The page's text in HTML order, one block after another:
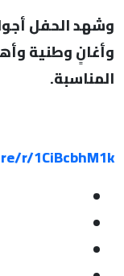
وشهد الحفل
وأغانٍ وطنية
المناسبة.
r/1CiBcbhM1k/